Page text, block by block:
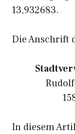
13,932683.
Die Anschrift
In diesem